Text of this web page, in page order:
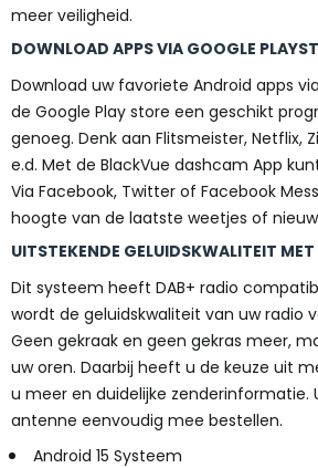
meer veiligheid.
DOWNLOAD APPS VIA GOOGLE
Download uw favoriete Android apps
de Google Play store een geschikt
genoeg. Denk aan Flitsmeister, Netflix,
e.d. Met de BlackVue dashcam App
Via Facebook, Twitter of Facebook
hoogte van de laatste weetjes of
UITSTEKENDE GELUIDSKWALITEIT
Dit systeem heeft DAB+ radio
wordt de geluidskwaliteit van uw radio
Geen gekraak en geen gekras meer,
uw oren. Daarbij heeft u de keuze uit
u meer en duidelijke zenderinformatie.
antenne eenvoudig mee bestellen.
Android 15 Systeem